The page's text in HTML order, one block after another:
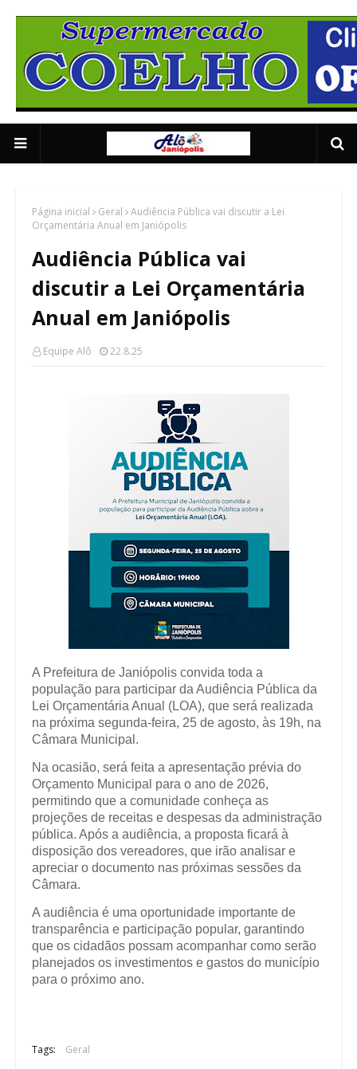
Página inicial Geral
Audiência Pública vai discutir a Lei
Orçamentária Anual em Janiópolis
Audiência Pública vai
discutir a Lei Orçamentária
Anual em Janiópolis
Equipe Alô 22.8.25
A Prefeitura de Janiópolis convida toda a
população para participar da Audiência Pública da
Lei Orçamentária Anual (LOA), que será realizada
na próxima segunda-feira, 25 de agosto, às 19h, na
Câmara Municipal.
Na ocasião, será feita a apresentação prévia do
Orçamento Municipal para o ano de 2026,
permitindo que a comunidade conheça as
projeções de receitas e despesas da administração
pública. Após a audiência, a proposta ficará à
disposição dos vereadores, que irão analisar e
apreciar o documento nas próximas sessões da
Câmara.
A audiência é uma oportunidade importante de
transparência e participação popular, garantindo
que os cidadãos possam acompanhar como serão
planejados os investimentos e gastos do município
para o próximo ano.
Tags: Geral